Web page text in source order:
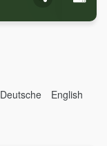
Deutsche
English